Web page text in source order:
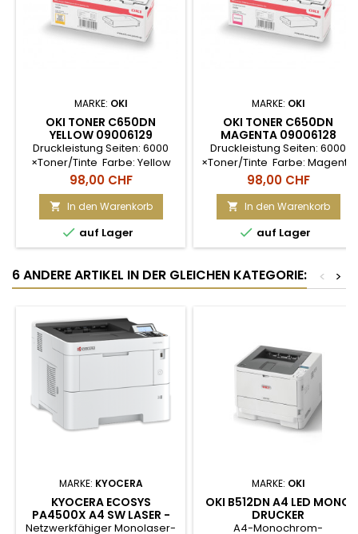
MARKE: OKI
OKI TONER C650DN
YELLOW 09006129
Druckleistung Seiten: 6000
×Toner/Tinte Farbe: Yellow
Originalprodukt: Ja
Preis
98,00 CHF
 In den Warenkorb
 auf Lager
MARKE: OKI
OKI TONER C650DN
MAGENTA 09006128
Druckleistung Seiten: 6000
×Toner/Tinte Farbe: Magenta
Originalprodukt: Ja
Preis
98,00 CHF
 In den Warenkorb
 auf Lager
6 ANDERE ARTIKEL IN DER GLEICHEN KATEGORIE: >
<
MARKE: KYOCERA
KYOCERA ECOSYS
PA4500X A4 SW LASER -
45 SEITEN
Netzwerkfähiger Monolaser-
MARKE: OKI
OKI B512DN A4 LED MONO
DRUCKER
A4-Monochrom-